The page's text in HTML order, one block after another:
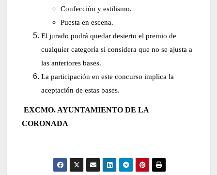
Confección y estilismo.
Puesta en escena.
El jurado podrá quedar desierto el premio de
cualquier categoría si considera que no se ajusta a
las anteriores bases.
La participación en este concurso implica la
aceptación de estas bases.
EXCMO. AYUNTAMIENTO DE LA
CORONADA